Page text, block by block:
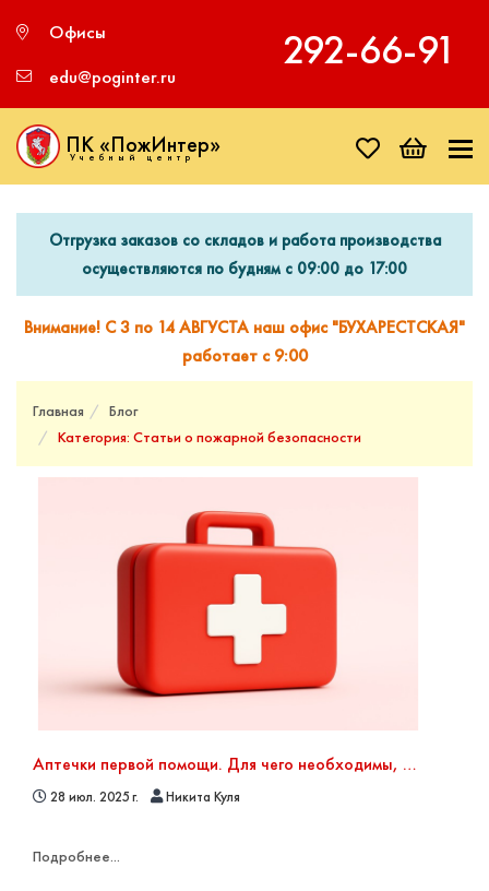
Офисы
edu@poginter.ru
292‑66‑91
ПК «ПожИнтер»
Учебный центр
Отгрузка заказов со складов и работа производства
осуществляются по будням с 09:00 до 17:00
Внимание! С 3 по 14 АВГУСТА наш офис "БУХАРЕСТСКАЯ"
работает с 9:00
Главная
Блог
Категория: Статьи о пожарной безопасности
Аптечки первой помощи. Для чего необходимы, как пользоваться и где размещать
28 июл. 2025 г. Никита Куля
Подробнее...